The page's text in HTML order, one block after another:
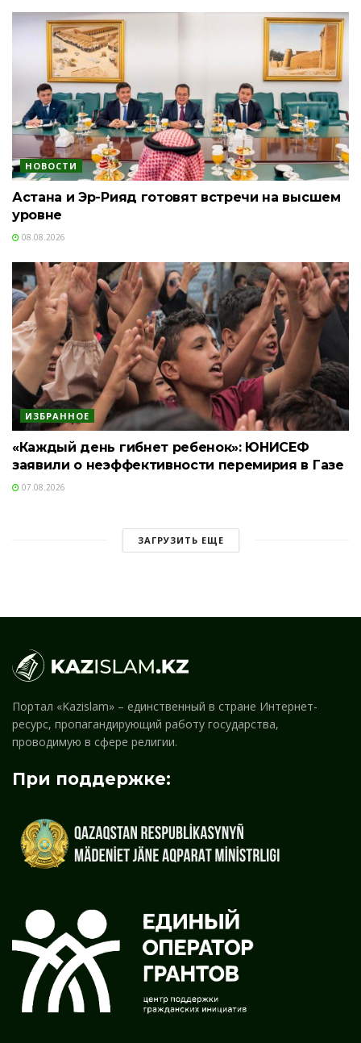
НОВОСТИ
Астана и Эр-Рияд готовят встречи на высшем
уровне
08.08.2026
ИЗБРАННОЕ
«Каждый день гибнет ребенок»: ЮНИСЕФ
заявили о неэффективности перемирия в Газе
07.08.2026
ЗАГРУЗИТЬ ЕЩЕ
Портал «Kazislam» – единственный в стране Интернет-
ресурс, пропагандирующий работу государства,
проводимую в сфере религии.
При поддержке: